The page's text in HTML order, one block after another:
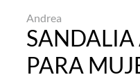
Andrea
PARA